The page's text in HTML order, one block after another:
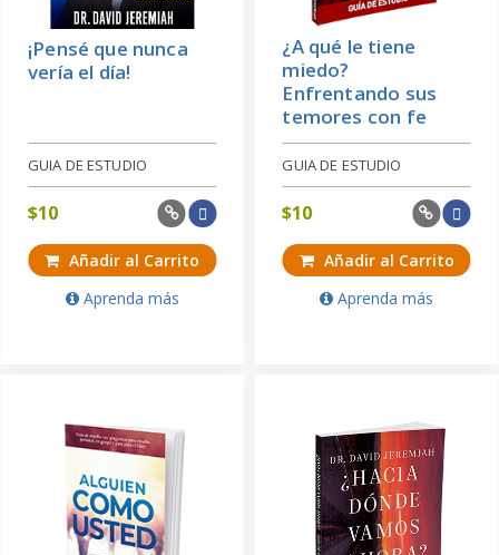
¡Pensé que nunca
vería el día!
GUIA DE ESTUDIO
$10
Añadir al Carrito
Aprenda más
¿A qué le tiene
miedo?
Enfrentando sus
temores con fe
GUIA DE ESTUDIO
$10
Añadir al Carrito
Aprenda más